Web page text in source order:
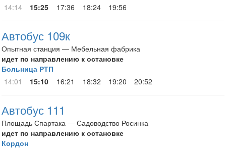
14:14
15:25 17:36 18:24 19:56
Автобус 109к
Опытная станция — Мебельная фабрика
идет по направлению к остановке
Больница РТП
14:01
15:10 16:21 18:32 19:20 20:52
Автобус 111
Площадь Спартака — Садоводство Росинка
идет по направлению к остановке
Кордон